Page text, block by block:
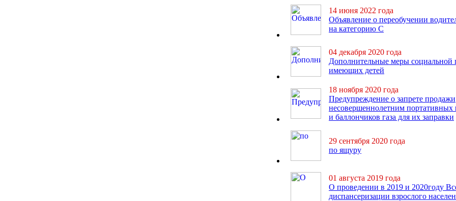
14 июня 2022 года
Объявление о переобучении
на категорию С
04 декабря 2020 года
Дополнительные меры социальной
имеющих детей
18 ноября 2020 года
Предупреждение о запрете продажи
несовершеннолетним портативных
и баллончиков газа для их заправки
29 сентября 2020 года
по ящуру
01 августа 2019 года
О проведении в 2019 и 2020году
диспансеризации взрослого